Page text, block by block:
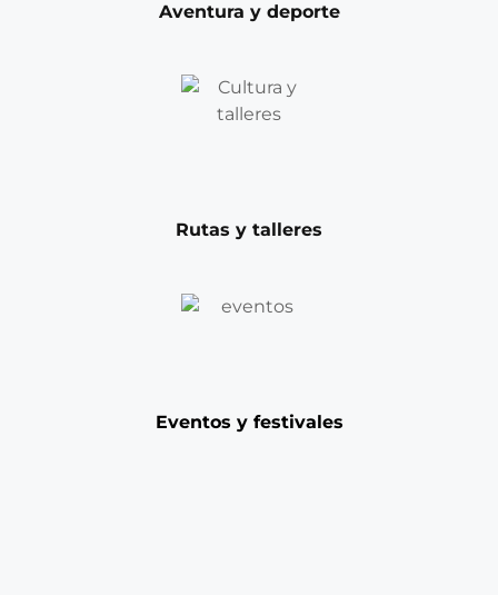
Aventura y deporte
Rutas y talleres
Eventos y festivales